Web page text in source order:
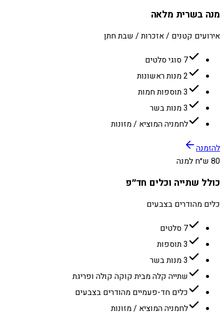
מנה בשרית מלאה
אירועים קטנים / אזכרות / שבת חתן
7 סוגי סלטים
2 מנות ראשונות
3 תוספות חמות
3 מנות בשר
לחמניה המוציא / מזונות
להזמנה
80 ש״ח למנה
כולל שתייה וכלים חד״פ
כלים מהודרים בצבעים
7 סלטים
3 תוספות
3 מנות בשר
שתייה קלה מבית קוקה קולה ופריגת
כלים חד-פעמיים מהודרים בצבעים
לחמניה המוציא / מזונות